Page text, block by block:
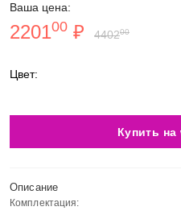
Ваша цена:
220100 ₽ 440200
Цвет:
Купить
Описание
Комплектация: